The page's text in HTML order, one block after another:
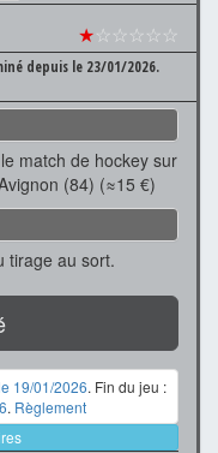
★☆☆☆☆☆
depuis le 23/01/2026.
match de hockey sur
(84) (≈15 €)
tirage au sort.
19/01/2026. Fin du jeu :
. Règlement